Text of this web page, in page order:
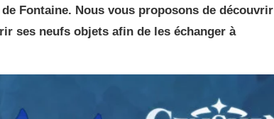
Fontaine. Nous vous proposons de découvrir
ses neufs objets afin de les échanger à